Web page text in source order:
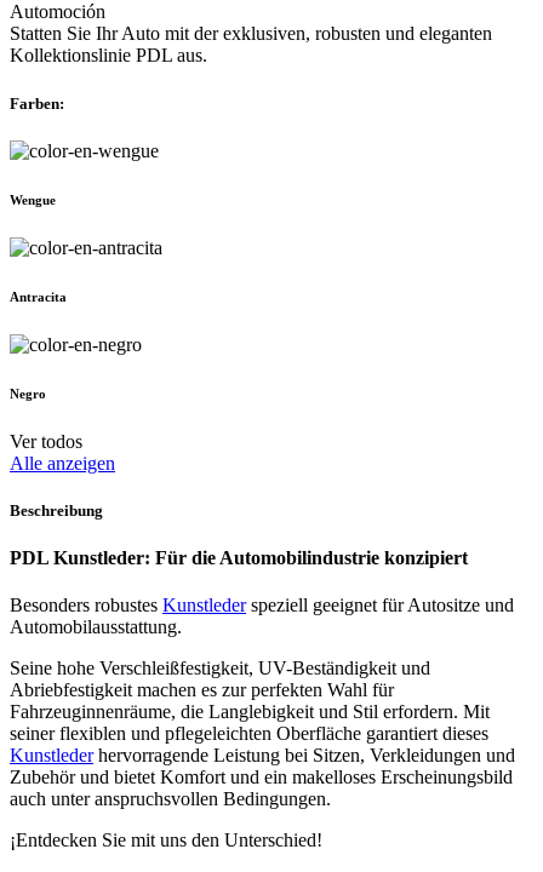
Automoción
Statten Sie Ihr Auto mit der exklusiven, robusten und eleganten
Kollektionslinie PDL aus.
Farben:
Wengue
Antracita
Negro
Ver todos
Alle anzeigen
Beschreibung
PDL Kunstleder: Für die Automobilindustrie konzipiert
Besonders robustes Kunstlederspeziell geeignet für Autositze und
Automobilausstattung.
Seine hohe Verschleißfestigkeit, UV-Beständigkeit und
Abriebfestigkeit machen es zur perfekten Wahl für
Fahrzeuginnenräume, die Langlebigkeit und Stil erfordern. Mit
seiner flexiblen und pflegeleichten Oberfläche garantiert dieses
Kunstlederhervorragende Leistung bei Sitzen, Verkleidungen und
Zubehör und bietet Komfort und ein makelloses Erscheinungsbild
auch unter anspruchsvollen Bedingungen.
¡Entdecken Sie mit uns den Unterschied!